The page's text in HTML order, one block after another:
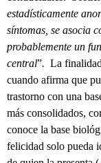
estadís­tica­mente
sínto­mas, se asocia
pro­bablemen­te un
central”. La
cuando afirma que
trastorno con una
más consolidados,
conoce la base
felicidad solo pueda